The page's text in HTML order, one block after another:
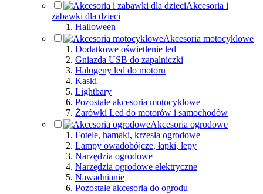
Akcesoria i
zabawki dla dzieci
Halloween
Akcesoria motocyklowe
Dodatkowe oświetlenie led
Gniazda USB do zapalniczki
Halogeny led do motoru
Kaski
Lightbary
Pozostałe akcesoria motocyklowe
Żarówki Led do motorów i samochodów
Akcesoria ogrodowe
Fotele, hamaki, krzesła ogrodowe
Lampy owadobójcze, łapki, lepy
Narzędzia ogrodowe
Narzędzia ogrodowe elektryczne
Nawadnianie
Pozostałe akcesoria do ogrodu